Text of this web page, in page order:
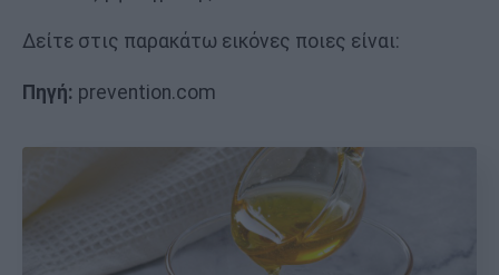
Δείτε στις παρακάτω εικόνες ποιες είναι:
Πηγή: prevention.com